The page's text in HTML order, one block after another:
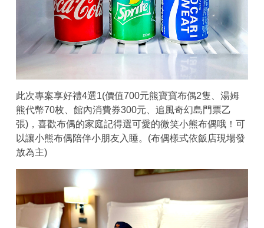
此次專案享好禮4選1(價值700元熊寶寶布偶2隻、湯姆
熊代幣70枚、館內消費券300元、追風奇幻島門票乙
張)，喜歡布偶的家庭記得選可愛的微笑小熊布偶哦！可
以讓小熊布偶陪伴小朋友入睡。(布偶樣式依飯店現場發
放為主)